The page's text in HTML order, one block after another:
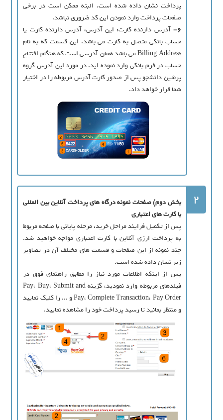
پرداخت نشان داده شده است. البته ممکن است در برخی
صفحات پرداخت وارد نمودن این کد ضروری نباشد.
6-
آدرس دارنده کارت: این آدرس، آدرس دارنده کارت یا
حساب بانکی متصل به کارت می باشد. این قسمت که به نام
Billing Address می باشد همان آدرسی است که هنگام افتتاح
حساب در فرم بانکی وارد نموده اید. در مورد این آدرس گروه
پرشین دانشجو پس از صدور کارت آدرس مربوطه را در اختیار
شما قرار خواهد داد.
2
بخش دوم) صفحات نمونه درگاه های پرداخت آنلاین بین المللی
با کارت های اعتباری
پس از تکمیل فرایند مراحل خرید، مرحله پایانی با صفحه مربوط
به پرداخت ارزی آنلاین با کارت اعتباری مواجه خواهید شد.
چند نمونه از این صفحات و قسمت های مختلف آن در تصاویر
زیر نشان داده شده است.
پس از اینکه اطلاعات مورد نیاز را مطابق راهنمای فوق در
فیلدهای مربوطه وارد نمودید، گزینه Pay، Buy، Submit and
Pay، Complete Transaction، Pay Order و ... را کلیک نمایید
و منتظر بمانید تا رسید پرداخت خود را مشاهده نمایید.